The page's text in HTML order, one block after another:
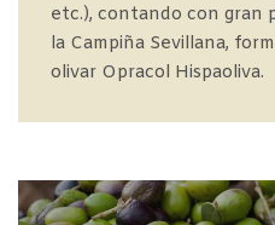
etc.), contando con gran
la Campiña Sevillana,
olivar Opracol Hispaoliva.